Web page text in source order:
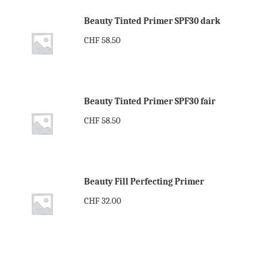
Beauty Tinted Primer SPF30 dark
CHF58.50
Beauty Tinted Primer SPF30 fair
CHF58.50
Beauty Fill Perfecting Primer
CHF32.00